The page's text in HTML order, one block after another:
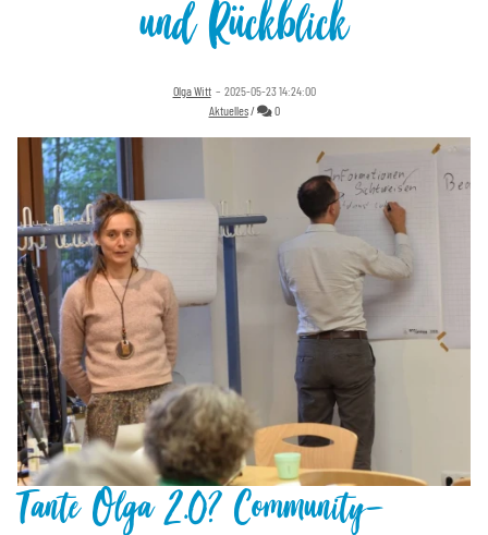
und Rückblick
Olga Witt– 2025-05-23 14:24:00
Aktuelles / Kommentare
0
Tante Olga 2.0? Community-